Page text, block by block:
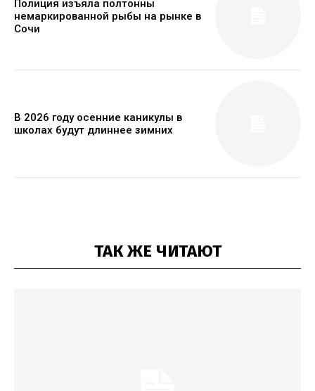
Полиция изъяла полтонны
немаркированной рыбы на рынке в
Сочи
В 2026 году осенние каникулы в
школах будут длиннее зимних
ТАК ЖЕ ЧИТАЮТ